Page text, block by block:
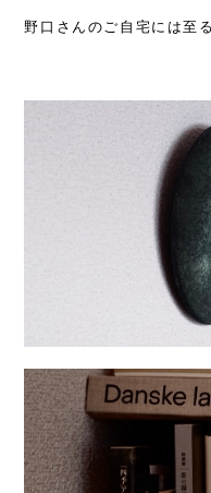
野口さんのご自宅には至